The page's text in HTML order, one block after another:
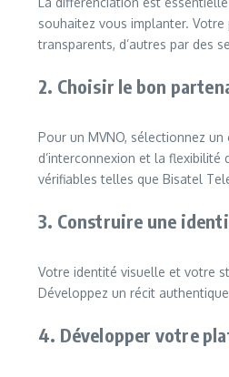
souhaitez vous implanter.
transparents, d’autres par des
2. Choisir le bon
Pour un MVNO, sélectionnez
d’interconnexion et la
vérifiables telles que Bisatel
3. Construire une
Votre identité visuelle et votre
Développez un récit
4. Développer votre